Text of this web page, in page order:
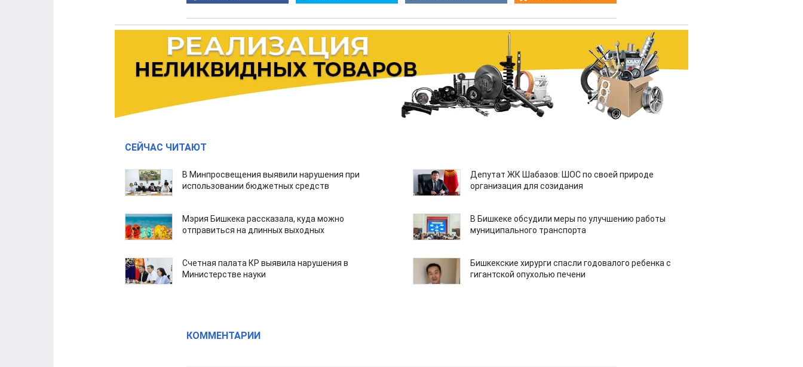
СЕЙЧАС ЧИТАЮТ
В Минпросвещения выявили нарушения при
использовании бюджетных средств
Депутат ЖК Шабазов: ШОС по своей природе
организация для созидания
Мэрия Бишкека рассказала, куда можно
отправиться на длинных выходных
В Бишкеке обсудили меры по улучшению работы
муниципального транспорта
Счетная палата КР выявила нарушения в
Министерстве науки
Бишкекские хирурги спасли годовалого ребенка с
гигантской опухолью печени
КОММЕНТАРИИ